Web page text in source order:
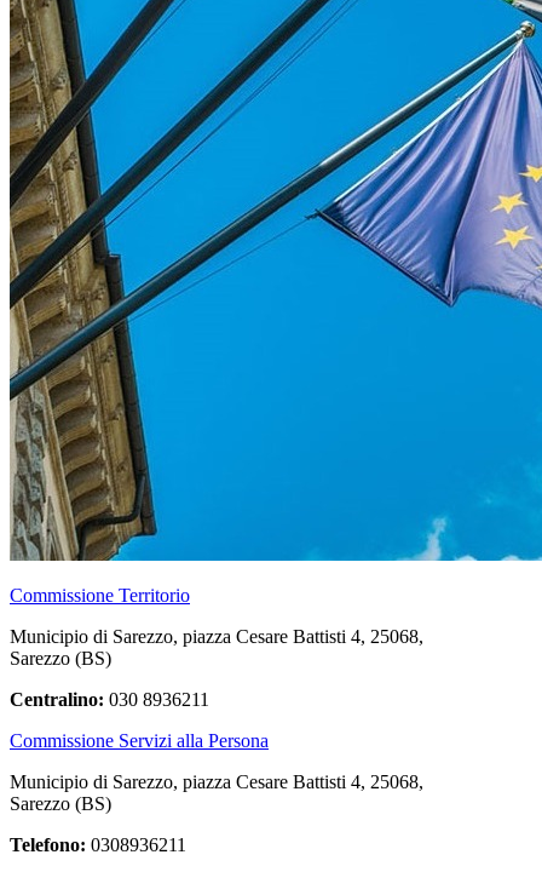
Commissione Territorio
Municipio di Sarezzo, piazza Cesare Battisti 4, 25068,
Sarezzo (BS)
Centralino: 030 8936211
Commissione Servizi alla Persona
Municipio di Sarezzo, piazza Cesare Battisti 4, 25068,
Sarezzo (BS)
Telefono: 0308936211